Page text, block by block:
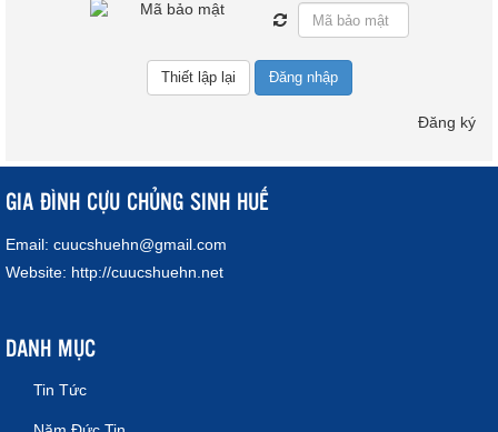
Đăng nhập
Đăng ký
GIA ĐÌNH CỰU CHỦNG SINH HUẾ
Email: cuucshuehn@gmail.com
Website: http://cuucshuehn.net
DANH MỤC
Tin Tức